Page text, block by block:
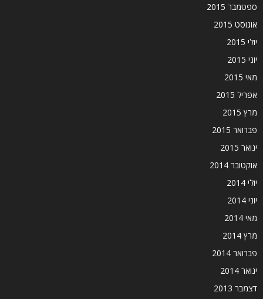
ספטמבר 2015
אוגוסט 2015
יולי 2015
יוני 2015
מאי 2015
אפריל 2015
מרץ 2015
פברואר 2015
ינואר 2015
אוקטובר 2014
יולי 2014
יוני 2014
מאי 2014
מרץ 2014
פברואר 2014
ינואר 2014
דצמבר 2013